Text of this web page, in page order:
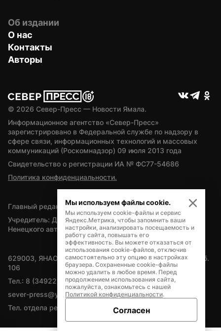
Об издании
О нас
Контакты
Авторы
© 2026 Север-Пресс — Новости Ямала.
Информационное агентство «Север-Пресс»
зарегистрировано в Федеральной службе по надзору в
сфере связи, информационных технологий и массовых
коммуникаций (Роскомнадзор) 09 июля 2013 года
Свидетельство о регистрации ИА № ФС77-54686
Политика конфиденциальности.
Главный редактор — А.Л. Поздеев
Учредитель: Департамент внутренней политики Ямало-
Ненецкого автономного округа
629003, ЯНАО, Салехард, мкр. Богдана Кнунянца, д.1, каб.
106
Тел.: 8 (34922) 71262
sever-press@yamal-media.ru
Тел. отдела рекламы: 8 (34922) 42728
Мы используем файлы cookie.
Мы используем cookie-файлы и сервис
Яндекс.Метрика, чтобы запомнить ваши
настройки, анализировать посещаемость и
работу сайта, повышать его
эффективность. Вы можете отказаться от
использования cookie-файлов, отключив
самостоятельно эту опцию в настройках
браузера. Сохраненные cookie-файлы
можно удалить в любое время. Перед
продолжением использования сайта,
пожалуйста, ознакомьтесь с нашей
Политикой конфиденциальности.
Согласен